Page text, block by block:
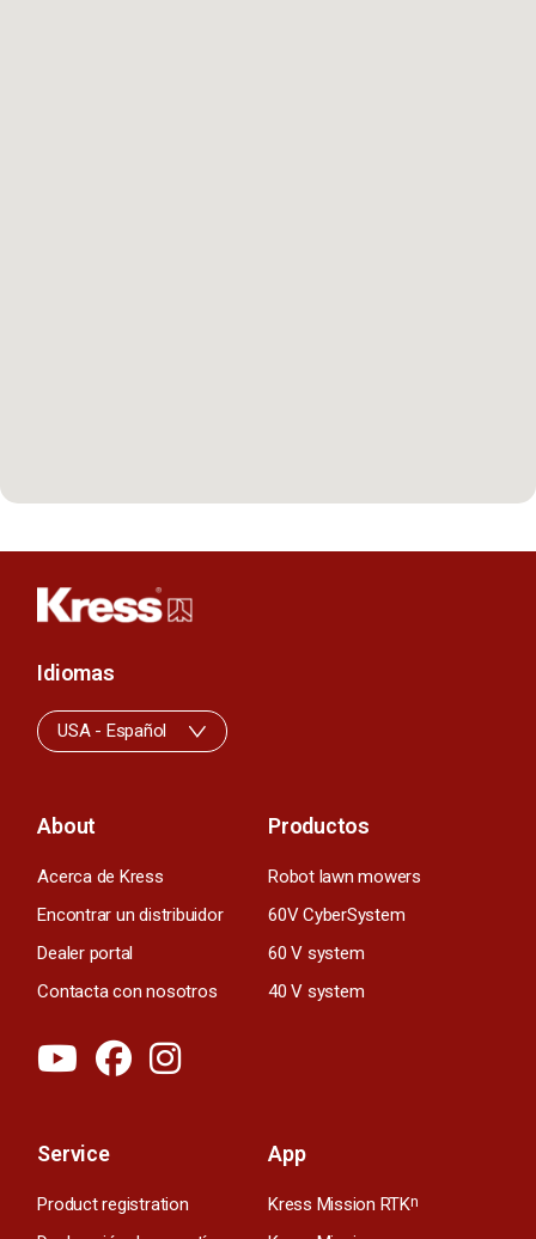
About
Acerca de Kress
Encontrar un distribuidor
Dealer portal
Contacta con nosotros
Productos
Robot lawn mowers
60V CyberSystem
60 V system
40 V system
Service
Product registration
App
Kress Mission RTKn
Idiomas
USA - Español